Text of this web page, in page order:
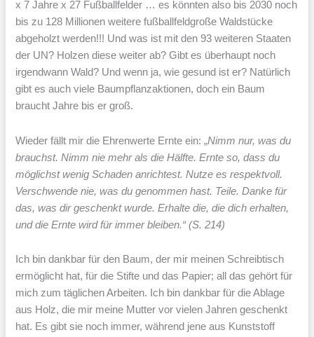
x 7 Jahre x 27 Fußballfelder … es könnten also bis 2030 noch
bis zu 128 Millionen weitere fußballfeldgroße Waldstücke
abgeholzt werden!!! Und was ist mit den 93 weiteren Staaten
der UN? Holzen diese weiter ab? Gibt es überhaupt noch
irgendwann Wald? Und wenn ja, wie gesund ist er? Natürlich
gibt es auch viele Baumpflanzaktionen, doch ein Baum
braucht Jahre bis er groß.
Wieder fällt mir die Ehrenwerte Ernte ein: „Nimm nur, was du
brauchst. Nimm nie mehr als die Hälfte. Ernte so, dass du
möglichst wenig Schaden anrichtest. Nutze es respektvoll.
Verschwende nie, was du genommen hast. Teile. Danke für
das, was dir geschenkt wurde. Erhalte die, die dich erhalten,
und die Ernte wird für immer bleiben.“ (S. 214)
Ich bin dankbar für den Baum, der mir meinen Schreibtisch
ermöglicht hat, für die Stifte und das Papier; all das gehört für
mich zum täglichen Arbeiten. Ich bin dankbar für die Ablage
aus Holz, die mir meine Mutter vor vielen Jahren geschenkt
hat. Es gibt sie noch immer, während jene aus Kunststoff